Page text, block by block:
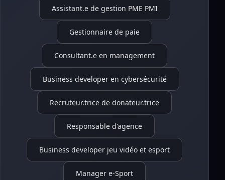
Assistant.e de gestion PME PMI
Gestionnaire de paie
Consultant.e en management
Business developer en cybersécurité
Recruteur.trice de donateur.trice
Responsable d'agence
Business developer jeu vidéo et esport
Manager e-Sport